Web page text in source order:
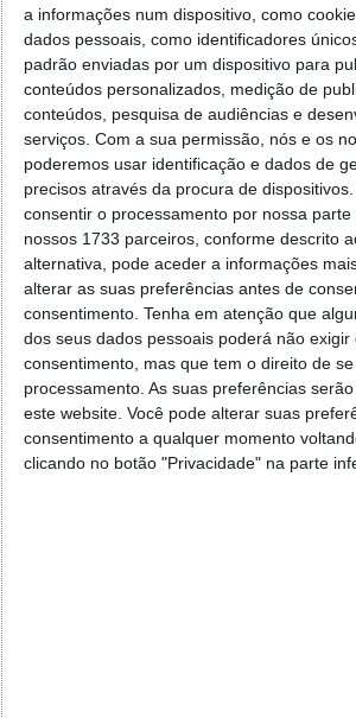
a informações num dispositivo, como
dados pessoais, como identificadores
padrão enviadas por um dispositivo para
conteúdos personalizados, medição de
conteúdos, pesquisa de audiências e
serviços. Com a sua permissão, nós e os
poderemos usar identificação e dados de
precisos através da procura de
consentir o processamento por nossa
nossos 1733 parceiros, conforme descrito
alternativa, pode aceder a informações
alterar as suas preferências antes de
consentimento. Tenha em atenção que
dos seus dados pessoais poderá não exigir
consentimento, mas que tem o direito de
processamento. As suas preferências
este website. Você pode alterar suas
consentimento a qualquer momento
clicando no botão "Privacidade" na parte
Bernardino custou 900 mil
09 MAI 2017·APPLE
O confronto que colocou frente a
FBI deixou marcas profundas na
empresas devem defender a
utilizadores e como estas devem
vontade dos governos.
Este problema acabou por ser
através do recurso a uma empresa,
na altura o valor pago. Essa
revelada e, do que foi dito, terá sido
dólares.